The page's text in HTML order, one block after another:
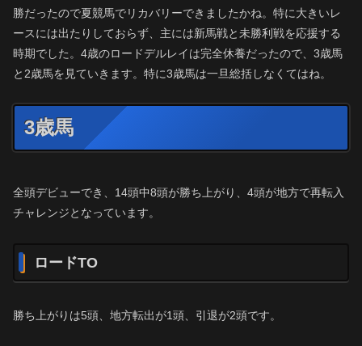
勝だったので夏競馬でリカバリーできましたかね。特に大きいレ
ースには出たりしておらず、主には新馬戦と未勝利戦を応援する
時期でした。4歳のロードデルレイは完全休養だったので、3歳馬
と2歳馬を見ていきます。特に3歳馬は一旦総括しなくてはね。
3歳馬
全頭デビューでき、14頭中8頭が勝ち上がり、4頭が地方で再転入
チャレンジとなっています。
ロードTO
勝ち上がりは5頭、地方転出が1頭、引退が2頭です。